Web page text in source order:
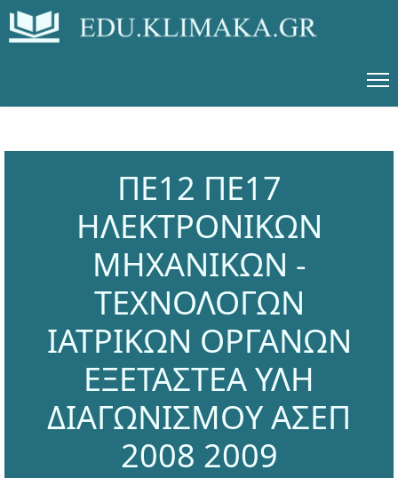
ΠΕ12 ΠΕ17
ΗΛΕΚΤΡΟΝΙΚΩΝ
ΜΗΧΑΝΙΚΩΝ -
ΤΕΧΝΟΛΟΓΩΝ
ΙΑΤΡΙΚΩΝ ΟΡΓΑΝΩΝ
ΕΞΕΤΑΣΤΕΑ ΥΛΗ
ΔΙΑΓΩΝΙΣΜΟΥ ΑΣΕΠ
2008 2009